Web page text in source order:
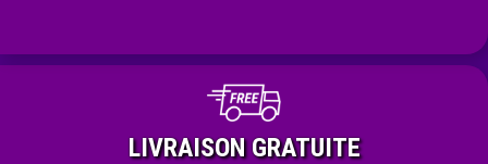
LIVRAISON GRATUITE